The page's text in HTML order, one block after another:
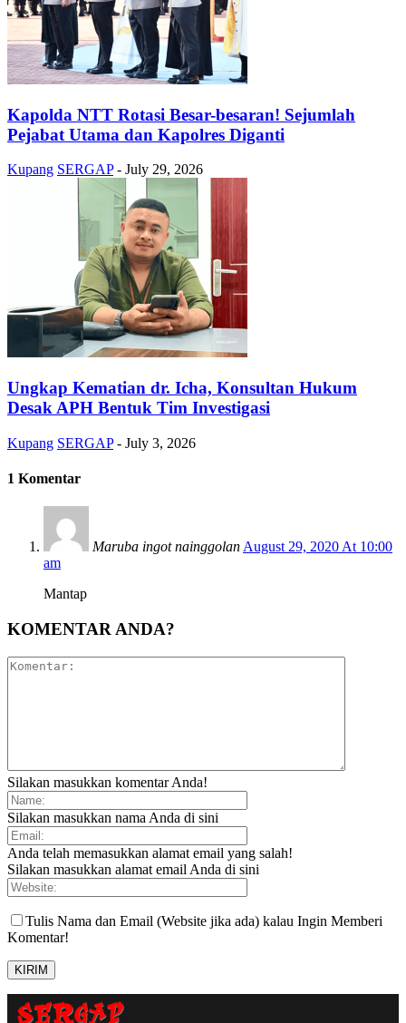
Kapolda NTT Rotasi Besar-besaran! Sejumlah
Pejabat Utama dan Kapolres Diganti
Kupang SERGAP - July 29, 2026
Ungkap Kematian dr. Icha, Konsultan Hukum
Desak APH Bentuk Tim Investigasi
Kupang SERGAP - July 3, 2026
1 Komentar
Maruba ingot nainggolan August 29, 2020 At 10:00
am
Mantap
KOMENTAR ANDA?
Silakan masukkan komentar Anda!
Silakan masukkan nama Anda di sini
Anda telah memasukkan alamat email yang salah!
Silakan masukkan alamat email Anda di sini
Tulis Nama dan Email (Website jika ada) kalau Ingin Memberi
Komentar!